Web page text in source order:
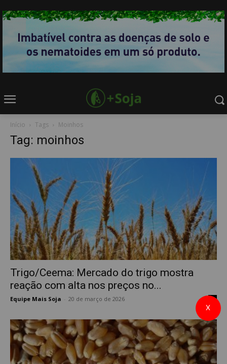
Início Tags Moinhos
Tag: moinhos
Trigo/Ceema: Mercado do trigo mostra
reação com alta nos preços no...
Equipe Mais Soja 20 de março de 2026 0
X